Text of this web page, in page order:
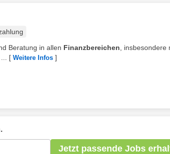
Beratung in allen Finanzbereichen , insbesondere
[ Weitere Infos ]
Jetzt passende Jobs